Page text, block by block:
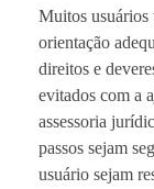
Muitos usuários
orientação
direitos e
evitados com a
assessoria
passos sejam
usuário sejam